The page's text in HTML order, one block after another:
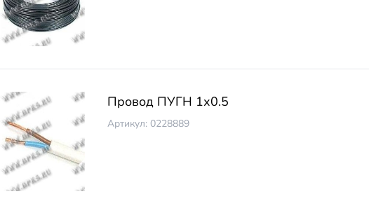
Провод ПУГН 1х0.5
Артикул: 0228889